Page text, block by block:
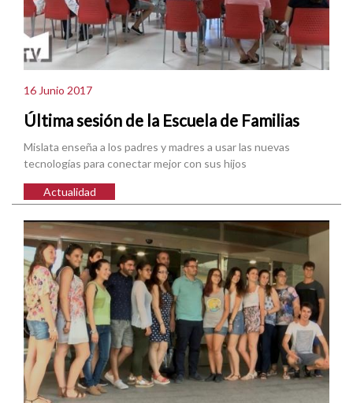
16 Junio 2017
Última sesión de la Escuela de Familias
Mislata enseña a los padres y madres a usar las nuevas
tecnologías para conectar mejor con sus hijos
Actualidad